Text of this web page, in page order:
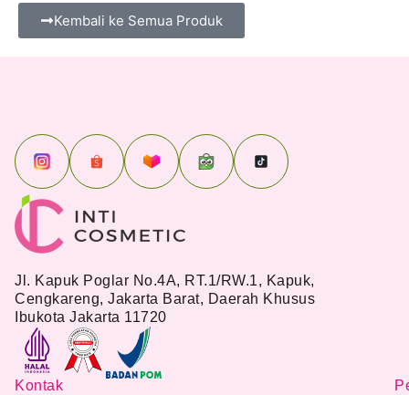
Kembali ke Semua Produk
Jl. Kapuk Poglar No.4A, RT.1/RW.1, Kapuk,
Cengkareng, Jakarta Barat, Daerah Khusus
Ibukota Jakarta 11720
Kontak